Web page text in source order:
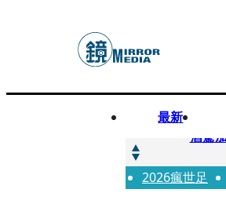
最新
快訊
酒駕
快訊
2026瘋世足